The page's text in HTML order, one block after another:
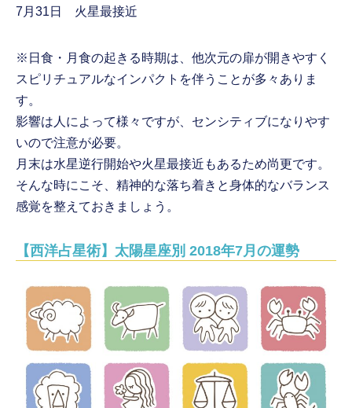
7月31日 火星最接近
※日食・月食の起きる時期は、他次元の扉が開きやすく
スピリチュアルなインパクトを伴うことが多々ありま
す。
影響は人によって様々ですが、センシティブになりやす
いので注意が必要。
月末は水星逆行開始や火星最接近もあるため尚更です。
そんな時にこそ、精神的な落ち着きと身体的なバランス
感覚を整えておきましょう。
【西洋占星術】太陽星座別 2018年7月の運勢